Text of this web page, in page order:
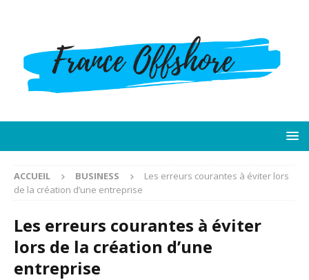
ACCUEIL BUSINESS
Les erreurs courantes à éviter lors
de la création d’une entreprise
Les erreurs courantes à éviter
lors de la création d’une
entreprise